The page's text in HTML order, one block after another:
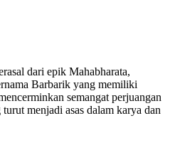
dari epik Mahabharata,
Barbarik yang memiliki
semangat perjuangan
menjadi asas dalam karya dan